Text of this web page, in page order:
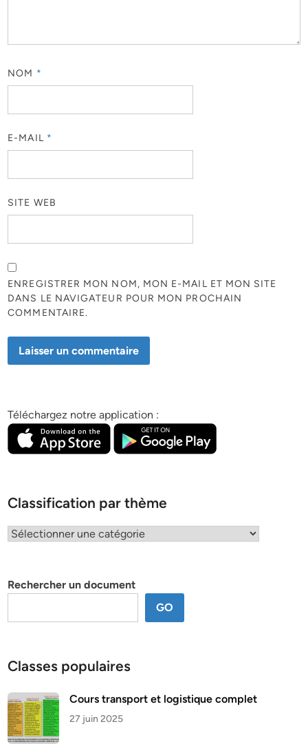
NOM *
E-MAIL *
SITE WEB
ENREGISTRER MON NOM, MON E-MAIL ET MON SITE
DANS LE NAVIGATEUR POUR MON PROCHAIN
COMMENTAIRE.
Téléchargez notre application :
Classification par thème
Classification
Rechercher un document
GO
Classes populaires
Cours transport et logistique complet
27 juin 2025